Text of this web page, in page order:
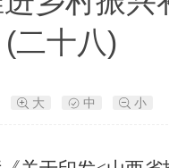
(二十八)
大 中 小